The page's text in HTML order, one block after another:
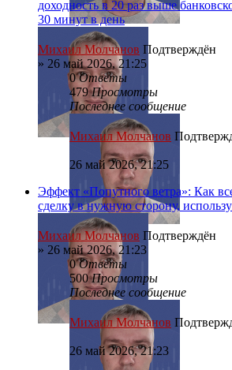
доходность в 20 раз выше
30 минут в день
Михаил Молчанов Подтверждён
» 26 май 2026, 21:25
0Ответы
479Просмотры
Последнее сообщение
Михаил Молчанов
26 май 2026, 21:25
Эффект «Попутного ветра»: Как
сделку в нужную сторону,
Михаил Молчанов Подтверждён
» 26 май 2026, 21:23
0Ответы
500Просмотры
Последнее сообщение
Михаил Молчанов
26 май 2026, 21:23